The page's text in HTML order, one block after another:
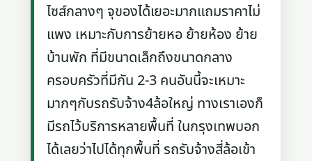
ไซส์กลางๆ จุของได้เยอะมากแถมราคาไม่
แพง เหมาะกับการย้ายหอ ย้ายห้อง ย้าย
บ้านพัก ที่มีขนาดเล็กถึงขนาดกลาง
ครอบครัวที่มีกัน 2-3 คนอันนี้จะเหมาะ
มากๆกับรถรับจ้าง4ล้อใหญ่ ทางเราเองก็
มีรถไว้บริการหลายพื้นที่ ในกรุงเทพบอก
ได้เลยว่าไปได้ทุกพื้นที่ รถรับจ้างสี่ล้อเข้า